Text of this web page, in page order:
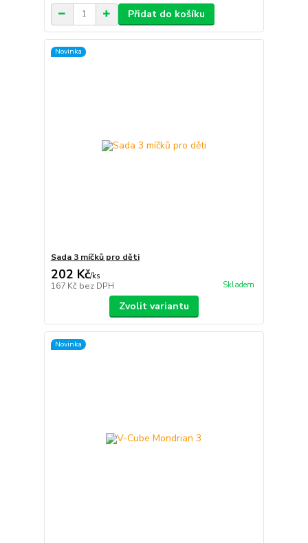
Přidat do košíku
Novinka
Sada 3 míčků pro děti
202 Kč/ks
167 Kč bez DPH Skladem
Zvolit variantu
Novinka